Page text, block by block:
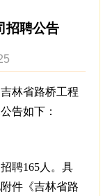
招聘公告
林省路桥工程
告如下：
聘165人。具
件《吉林省路